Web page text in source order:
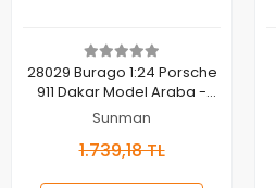
Sepete Ekle
28029 Burago 1:24 Porsche
911 Dakar Model Araba -
Sunman
Sunman
1.739,18 TL